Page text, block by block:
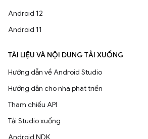
Android 12
Android 11
TÀI LIỆU VÀ NỘI DUNG TẢI XUỐNG
Hướng dẫn về Android Studio
Hướng dẫn cho nhà phát triển
Tham chiếu API
Tải Studio xuống
Android NDK